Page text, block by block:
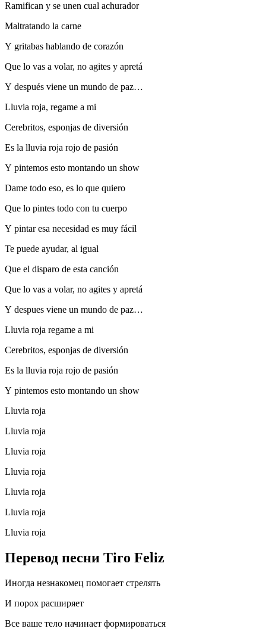
Ramifican y se unen cual achurador
Maltratando la carne
Y gritabas hablando de corazón
Que lo vas a volar, no agites y apretá
Y después viene un mundo de paz…
Lluvia roja, regame a mi
Cerebritos, esponjas de diversión
Es la lluvia roja rojo de pasión
Y pintemos esto montando un show
Dame todo eso, es lo que quiero
Que lo pintes todo con tu cuerpo
Y pintar esa necesidad es muy fácil
Te puede ayudar, al igual
Que el disparo de esta canción
Que lo vas a volar, no agites y apretá
Y despues viene un mundo de paz…
Lluvia roja regame a mi
Cerebritos, esponjas de diversión
Es la lluvia roja rojo de pasión
Y pintemos esto montando un show
Lluvia roja
Lluvia roja
Lluvia roja
Lluvia roja
Lluvia roja
Lluvia roja
Lluvia roja
Перевод песни Tiro Feliz
Иногда незнакомец помогает стрелять
И порох расширяет
Все ваше тело начинает формироваться